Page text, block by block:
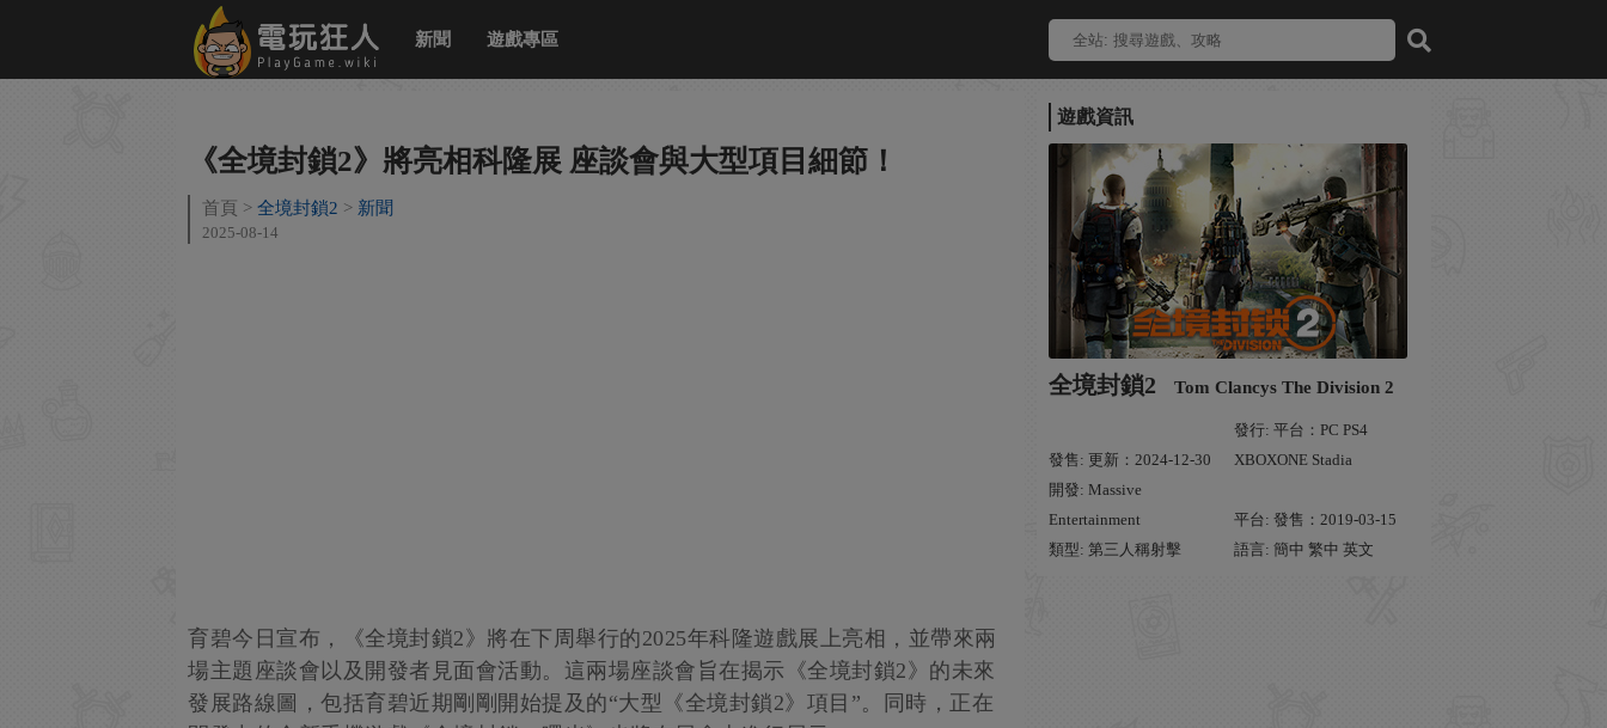
新聞 遊戲專區
遊戲資訊
全境封鎖2 Tom Clancys The Division 2
發售: 更新：2024-12-30
發行: 平台：PC PS4
XBOXONE Stadia
開發: Massive
Entertainment
平台: 發售：2019-03-15
類型: 第三人稱射擊
語言: 簡中 繁中 英文
《全境封鎖2》將亮相科隆展 座談會與大型項目細節！
首頁 全境封鎖2 新聞
2025-08-14
育碧今日宣布，《全境封鎖2》將在下周舉行的2025年科隆遊戲展上亮相，並帶來兩
場主題座談會以及開發者見面會活動。這兩場座談會旨在揭示《全境封鎖2》的未來
發展路線圖，包括育碧近期剛剛開始提及的“大型《全境封鎖2》項目”。同時，正在